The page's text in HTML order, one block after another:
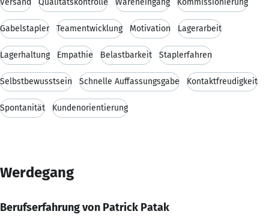
Gabelstapler Teamentwicklung Motivation Lagerarbeit
Lagerhaltung Empathie Belastbarkeit Staplerfahren
Selbstbewusstsein Schnelle Auffassungsgabe Kontaktfreudigkeit
Spontanität Kundenorientierung
Werdegang
Berufserfahrung von Patrick Patak